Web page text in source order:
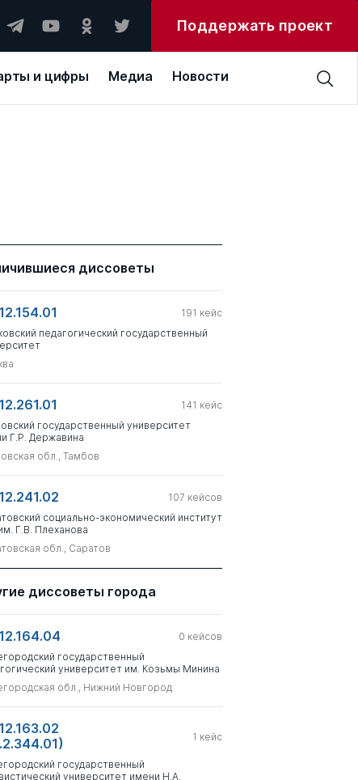
Поддержать проект
и цифры Медиа Новости
диссоветы
191 кейс
педагогический государственный
141 кейс
государственный университет
Г.Р. Державина
обл., Тамбов
107 кейсов
социально-экономический институт
Г.В. Плеханова
обл., Саратов
диссоветы города
0 кейсов
государственный
университет им. Козьмы Минина
обл., Нижний Новгород
1 кейс
государственный
университет имени Н.А.